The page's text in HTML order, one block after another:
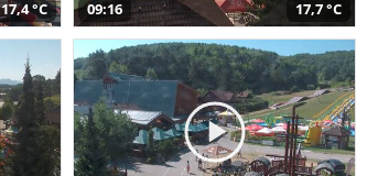
17,4 °C 09:16 17,7 °C